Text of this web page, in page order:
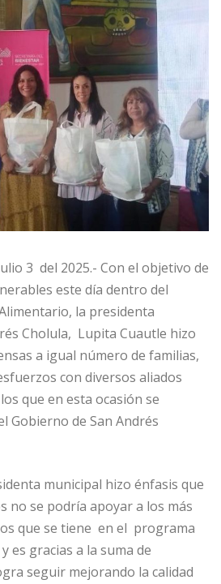
3 del 2025.- Con el objetivo de
este día dentro del
la presidenta
Cholula, Lupita Cuautle hizo
a igual número de familias,
con diversos aliados
que en esta ocasión se
Gobierno de San Andrés
municipal hizo énfasis que
no se podría apoyar a los más
que se tiene en el programa
es gracias a la suma de
seguir mejorando la calidad